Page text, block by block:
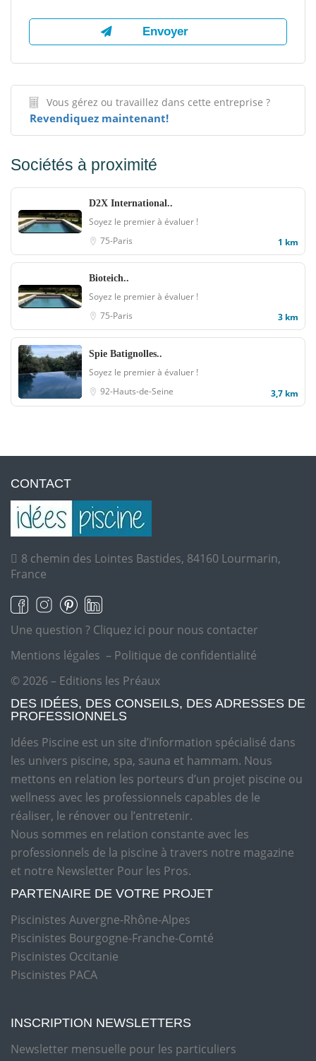
Vous gérez ou travaillez dans cette entreprise ?
Revendiquez maintenant!
Sociétés à proximité
D2X International..
Soyez le premier à évaluer !
75-Paris
1 km
Bioteich..
Soyez le premier à évaluer !
75-Paris
3 km
Spie Batignolles..
Soyez le premier à évaluer !
92-Hauts-de-Seine
3,7 km
CONTACT
8 chemin des Lointes Bastides, 84160 Lourmarin,
France
Une question ? Cliquez ici pour nous contacter
Mentions légales – Politique de confidentialité
© 2026 – Editions les Préaux
DES IDÉES, DES CONSEILS, DES ADRESSES DE
PROFESSIONNELS
Idées Piscine est un site d’information spécialisé dans
les univers piscine, spa, sauna et hammam. Nous
mettons en relation les porteurs d’un projet piscine ou
wellness avec les professionnels capables de le
réaliser, le rénover ou l’entretenir.
Nous sommes en relation constante avec les
professionnels de la piscine à travers notre magazine
et notre Newsletter Pour les Pros.
PARTENAIRE DE VOTRE PROJET
Piscinistes Auvergne-Rhône-Alpes
Piscinistes Bourgogne-Franche-Comté
Piscinistes Occitanie
Piscinistes PACA
INSCRIPTION NEWSLETTERS
Newsletter mensuelle pour les particuliers